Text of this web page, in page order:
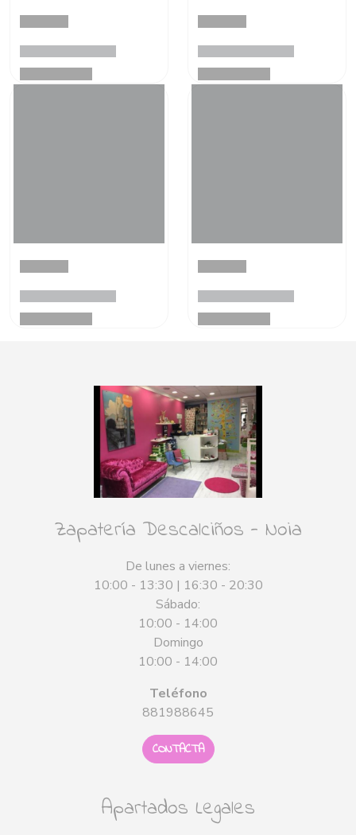
Zapatería Descalciños - Noia
De lunes a viernes:
10:00 - 13:30 | 16:30 - 20:30
Sábado:
10:00 - 14:00
Domingo
10:00 - 14:00
Teléfono
881988645
CONTACTA
Apartados Legales